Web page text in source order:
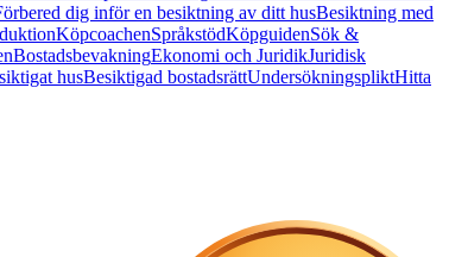
dig inför en besiktning av ditt husBesiktning med
KöpcoachenSpråkstödKöpguidenSök &
BostadsbevakningEkonomi och JuridikJuridisk
husBesiktigad bostadsrättUndersökningspliktHitta